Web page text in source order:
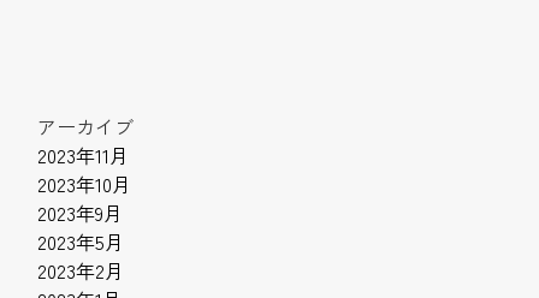
アーカイブ
2023年11月
2023年10月
2023年9月
2023年5月
2023年2月